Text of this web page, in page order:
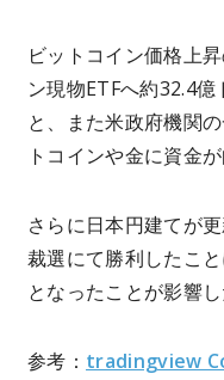
ビットコイン価格上
ン現物ETFへ約32.4
と、また米政府機関
トコインや金に資金
さらに日本円建てが
裁選にて勝利したこ
となったことが影響し
参考： tradingview